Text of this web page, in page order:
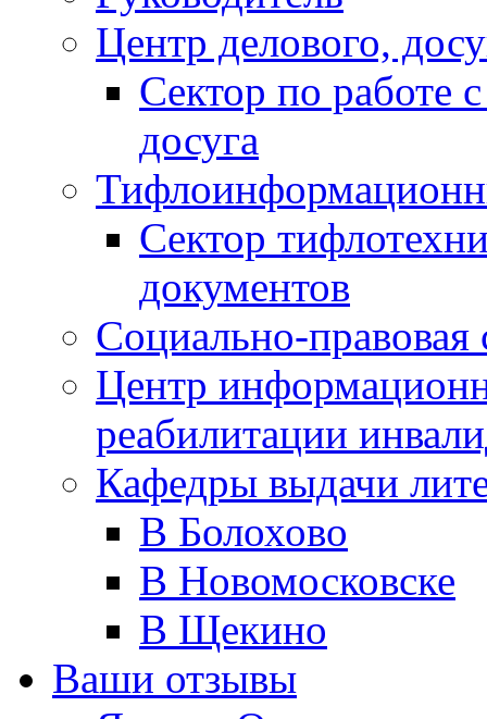
Центр делового,
Сектор по работе
досуга
Сектор
документов
Социально-правовая
Центр
реабилитации
Кафедры выдачи
В Болохово
В Новомосковске
В Щекино
Ваши отзывы